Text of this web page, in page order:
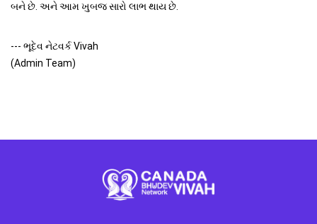
બને છે. અને આમ ખુબજ સારો લાભ થાય છે.
--- ભૂદેવ નેટવર્ક Vivah
(Admin Team)